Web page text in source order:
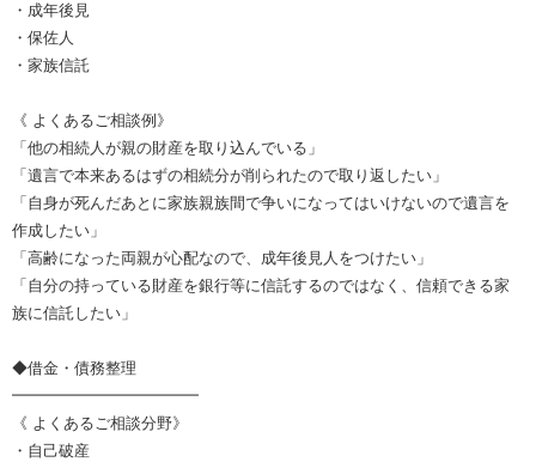
・成年後見
・保佐人
・家族信託
《 よくあるご相談例》
「他の相続人が親の財産を取り込んでいる」
「遺言で本来あるはずの相続分が削られたので取り返したい」
「自身が死んだあとに家族親族間で争いになってはいけないので遺言を
作成したい」
「高齢になった両親が心配なので、成年後見人をつけたい」
「自分の持っている財産を銀行等に信託するのではなく、信頼できる家
族に信託したい」
◆借金・債務整理
━━━━━━━━━━━━
《 よくあるご相談分野》
・自己破産